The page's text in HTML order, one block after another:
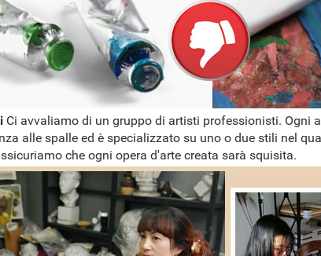
Ci avvaliamo di un gruppo di artisti professionisti. Ogni
alle spalle ed è specializzato su uno o due stili nel
che ogni opera d'arte creata sarà squisita.